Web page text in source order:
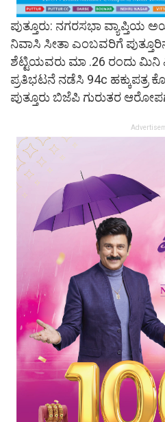
ಪುತ್ತೂರು: ನಗರಸಭಾ ವ್ಯಾಪ್ತಿಯ
ನಿವಾಸಿ ಸೀತಾ ಎಂಬವರಿಗೆ
ಶೆಟ್ಟಿಯವರು ಮಾ .26 ರಂದು
ಪ್ರತಿಭಟನೆ ನಡೆಸಿ 94c ಹಕ್ಕುಪತ್ರ
ಪುತ್ತೂರು ಬಿಜೆಪಿ ಗುರುತರ